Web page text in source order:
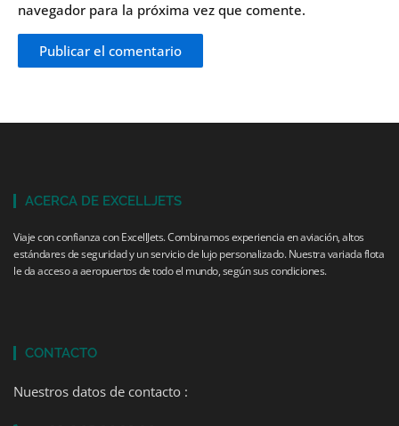
navegador para la próxima vez que comente.
ACERCA DE EXCELLJETS
Viaje con confianza con ExcellJets. Combinamos experiencia en aviación, altos
estándares de seguridad y un servicio de lujo personalizado. Nuestra variada flota
le da acceso a aeropuertos de todo el mundo, según sus condiciones.
CONTACTO
Nuestros datos de contacto :